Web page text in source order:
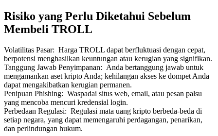
Risiko yang Perlu Diketahui Sebelum
Membeli TROLL
Volatilitas Pasar: Harga TROLL dapat berfluktuasi dengan cepat,
berpotensi menghasilkan keuntungan atau kerugian yang signifikan.
Tanggung Jawab Penyimpanan: Anda bertanggung jawab untuk
mengamankan aset kripto Anda; kehilangan akses ke dompet Anda
dapat mengakibatkan kerugian permanen.
Penipuan Phishing: Waspadai situs web, email, atau pesan palsu
yang mencoba mencuri kredensial login.
Perbedaan Regulasi: Regulasi mata uang kripto berbeda-beda di
setiap negara, yang dapat memengaruhi perdagangan, penarikan,
dan perlindungan hukum.